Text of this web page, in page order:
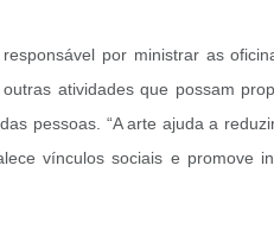
por ministrar as
atividades que possam
pessoas. “A arte ajuda a
vínculos sociais e